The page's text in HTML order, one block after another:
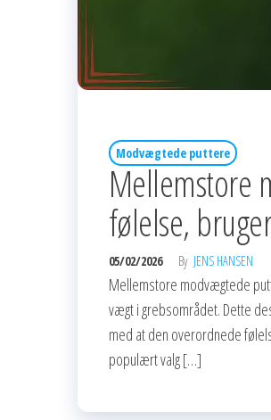
Modvægtede puttere
Mellemstore
følelse,
05/02/2026 By JENS HANSEN
Mellemstore modvægtede
vægt i grebsområdet. Dette
med at den overordnede
populært valg […]